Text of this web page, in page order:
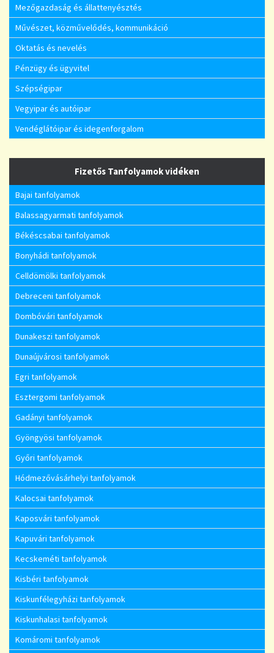
Mezőgazdaság és állattenyésztés
Művészet, közművelődés, kommunikáció
Oktatás és nevelés
Pénzügy és ügyvitel
Szépségipar
Vegyipar és autóipar
Vendéglátóipar és idegenforgalom
Fizetős Tanfolyamok vidéken
Bajai tanfolyamok
Balassagyarmati tanfolyamok
Békéscsabai tanfolyamok
Bonyhádi tanfolyamok
Celldömölki tanfolyamok
Debreceni tanfolyamok
Dombóvári tanfolyamok
Dunakeszi tanfolyamok
Dunaújvárosi tanfolyamok
Egri tanfolyamok
Esztergomi tanfolyamok
Gadányi tanfolyamok
Gyöngyösi tanfolyamok
Győri tanfolyamok
Hódmezővásárhelyi tanfolyamok
Kalocsai tanfolyamok
Kaposvári tanfolyamok
Kapuvári tanfolyamok
Kecskeméti tanfolyamok
Kisbéri tanfolyamok
Kiskunfélegyházi tanfolyamok
Kiskunhalasi tanfolyamok
Komáromi tanfolyamok